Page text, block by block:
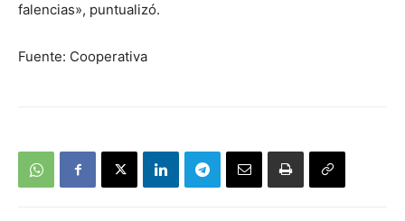
falencias», puntualizó.
Fuente: Cooperativa